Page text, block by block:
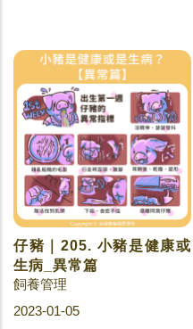
仔豬｜205. 小豬是健康或
生病_異常篇
飼養管理
2023-01-05